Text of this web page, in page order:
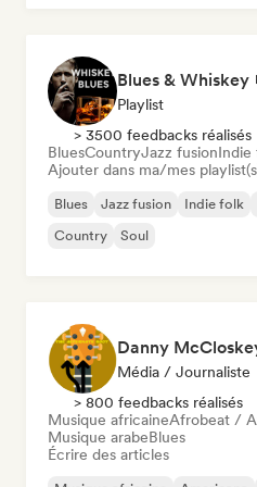
Blues & Whiskey
Playlist
> 3500 feedbacks réalisés
BluesCountryJazz fusionIndie
Ajouter dans ma/mes
Blues Jazz fusion Indie folk
Country
Soul
Danny
Média / Journaliste
> 800 feedbacks réalisés
Musique africaineAfrobeat /
Musique arabeBlues
Écrire des articles